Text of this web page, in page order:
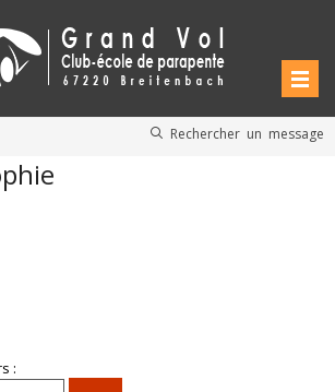
Rechercher un message
: